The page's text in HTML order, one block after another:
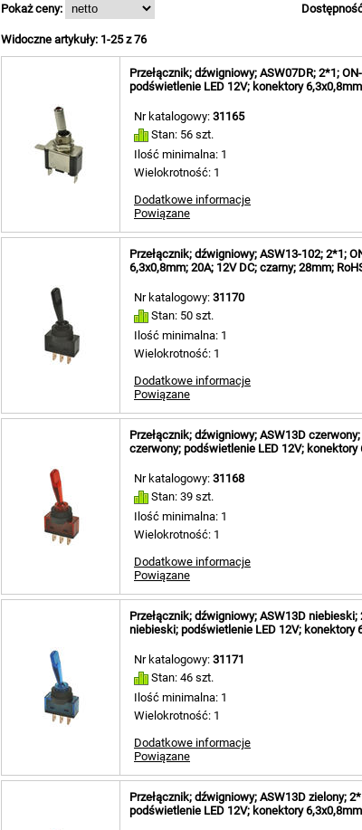
Pokaż ceny:
Widoczne artykuły: 1-25 z 76
Przełącznik; dźwigniowy; ASW07DR; 2*1;
podświetlenie LED 12V; konektory
Nr katalogowy: 31165
Stan: 56 szt.
Ilość minimalna: 1
Wielokrotność: 1
Dodatkowe informacje
Powiązane
Przełącznik; dźwigniowy; ASW13-102; 2*1;
6,3x0,8mm; 20A; 12V DC; czarny; 28mm;
Nr katalogowy: 31170
Stan: 50 szt.
Ilość minimalna: 1
Wielokrotność: 1
Dodatkowe informacje
Powiązane
Przełącznik; dźwigniowy; ASW13D
czerwony; podświetlenie LED 12V; konektory
Nr katalogowy: 31168
Stan: 39 szt.
Ilość minimalna: 1
Wielokrotność: 1
Dodatkowe informacje
Powiązane
Przełącznik; dźwigniowy; ASW13D
niebieski; podświetlenie LED 12V; konektory
Nr katalogowy: 31171
Stan: 46 szt.
Ilość minimalna: 1
Wielokrotność: 1
Dodatkowe informacje
Powiązane
Przełącznik; dźwigniowy; ASW13D zielony;
podświetlenie LED 12V; konektory